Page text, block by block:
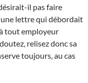
il pas faire
une lettre qui débordait
tout employeur
relisez donc sa
toujours, au cas